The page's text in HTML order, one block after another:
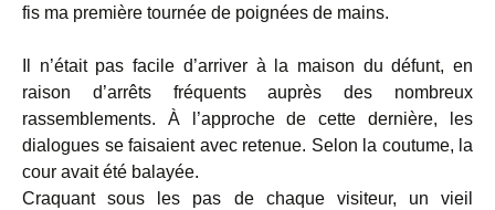
fis ma première tournée de poignées de mains.
Il n’était pas facile d’arriver à la maison du défunt, en
raison d’arrêts fréquents auprès des nombreux
rassemblements. À l’approche de cette dernière, les
dialogues se faisaient avec retenue. Selon la coutume, la
cour avait été balayée.
Craquant sous les pas de chaque visiteur, un vieil